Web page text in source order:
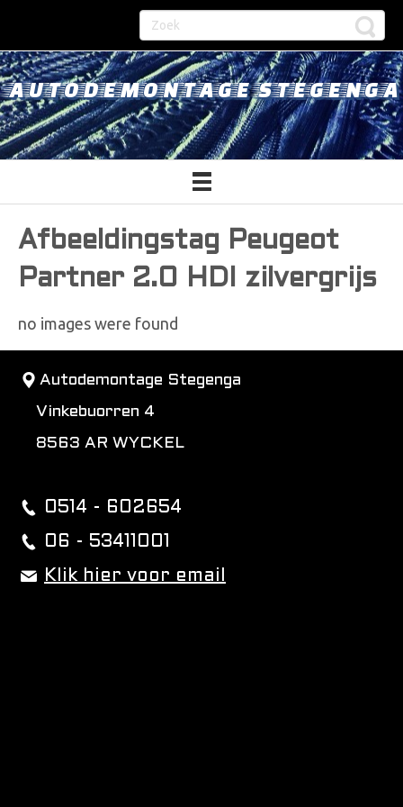
AUTODEMONTAGE STEGENGA
Afbeeldingstag Peugeot
Partner 2.0 HDI zilvergrijs
no images were found
Autodemontage Stegenga
Vinkebuorren 4
8563 AR WYCKEL
0514 - 602654
06 - 53411001
Klik hier voor email